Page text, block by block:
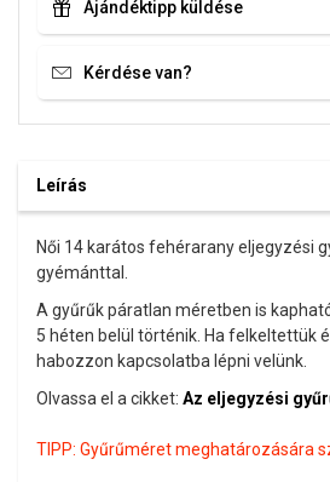
Ajándéktipp küldése
Kérdése van?
Leírás
Női 14 karátos fehérarany eljegyzési
gyémánttal.
A gyűrűk páratlan méretben is
5 héten belül történik. Ha felkeltettük
habozzon kapcsolatba lépni velünk.
Olvassa el a cikket: Az eljegyzési
TIPP: Gyűrűméret meghatározására